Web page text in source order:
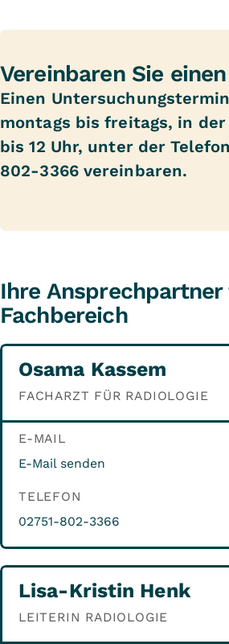
Vereinbaren Sie
Einen
montags bis freitags, in
bis 12 Uhr, unter der
802-3366 vereinbaren.
Ihre
Fachbereich
Osama Kassem
FACHARZT FÜR RADIOLOGIE
E-MAIL
E-Mail senden
TELEFON
02751-802-3366
Lisa-Kristin Henk
LEITERIN RADIOLOGIE